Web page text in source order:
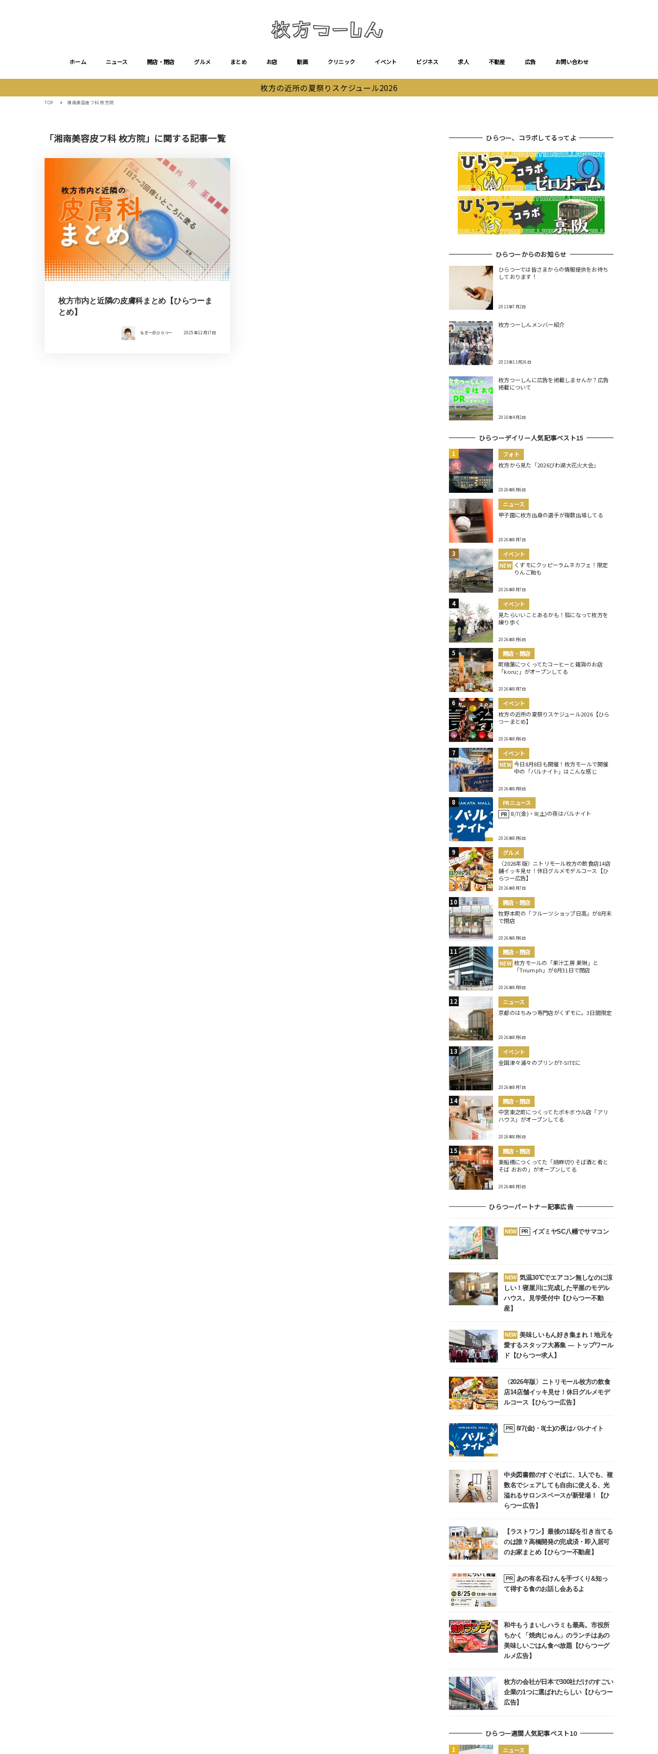
ホーム ニュース 開店・閉店 グルメ まとめ お店 動画 クリニック イベント ビジネス 求人 不動産 広告 お問い合わせ
枚方の近所の夏祭りスケジュール2026
TOP 湘南美容皮フ科 枚方院
「湘南美容皮フ科 枚方院」に関する記事一覧
枚方市内と近隣の皮膚科まとめ【ひらつーま
とめ】
なぎー＠ひらつー 2025年12月17日
ひらつー、コラボしてるってよ
ひらつーからのお知らせ
ひらつーでは皆さまからの情報提供をお待ち
しております！
2013年7月2日
枚方つーしんメンバー紹介
2013年11月26日
枚方つーしんに広告を掲載しませんか？広告
掲載について
2010年4月2日
ひらつーデイリー人気記事ベスト15
フォト
枚方から見た「2026びわ湖大花火大会」
2026年8月6日
ニュース
甲子園に枚方出身の選手が複数出場してる
2026年8月7日
イベント
NEW くずモにクッピーラムネカフェ！限定
りんご飴も
2026年8月7日
イベント
見たらいいことあるかも！狐になって枚方を
練り歩く
2026年8月6日
開店・閉店
町楠葉につくってたコーヒーと雑貨のお店
「koru;」がオープンしてる
2026年8月7日
イベント
枚方の近所の夏祭りスケジュール2026【ひら
つーまとめ】
2026年8月6日
イベント
NEW 今日8月8日も開催！枚方モールで開催
中の「バルナイト」はこんな感じ
2026年8月8日
PRニュース
PR 8/7(金)・8(土)の夜はバルナイト
2026年8月6日
グルメ
〈2026年版〉ニトリモール枚方の飲食店14店
舗イッキ見せ！休日グルメモデルコース【ひ
らつー広告】
2026年8月7日
開店・閉店
牧野本町の「フルーツショップ日高」が8月末
で閉店
2026年8月6日
開店・閉店
NEW 枚方モールの「果汁工房 果琳」と
「Triumph」が8月31日で閉店
2026年8月8日
ニュース
京都のはちみつ専門店がくずモに。3日間限定
2026年8月6日
イベント
全国津々浦々のプリンがT-SITEに
2026年8月7日
開店・閉店
中宮東之町につくってたポキボウル店「アリ
ハウス」がオープンしてる
2026年8月6日
開店・閉店
東船橋につくってた「胡麻切りそば酒と肴と
そば おおの」がオープンしてる
2026年8月5日
ひらつーパートナー記事広告
NEW PR イズミヤSC八幡でサマコン
NEW 気温30℃でエアコン無しなのに涼
しい！寝屋川に完成した平屋のモデル
ハウス。見学受付中【ひらつー不動
産】
NEW 美味しいもん好き集まれ！地元を
愛するスタッフ大募集 ― トップワール
ド【ひらつー求人】
〈2026年版〉ニトリモール枚方の飲食
店14店舗イッキ見せ！休日グルメモデ
ルコース【ひらつー広告】
PR 8/7(金)・8(土)の夜はバルナイト
中央図書館のすぐそばに、1人でも、複
数名でシェアしても自由に使える、光
溢れるサロンスペースが新登場！【ひ
らつー広告】
【ラストワン】最後の1邸を引き当てる
のは誰？高橋開発の完成済・即入居可
のお家まとめ【ひらつー不動産】
PR
あの有名石けんを手づくり&知っ
て得する食のお話し会あるよ
和牛もうまいしハラミも最高。市役所
ちかく「焼肉じゅん」のランチはあの
美味しいごはん食べ放題【ひらつーグ
ルメ広告】
枚方の会社が日本で300社だけのすごい
企業の1つに選ばれたらしい【ひらつー
広告】
ひらつー週間人気記事ベスト10
ニュース